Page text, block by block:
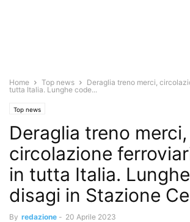
Home Top news
Deraglia treno merci,
tutta Italia. Lunghe code...
Top news
Deraglia treno merci,
circolazione
in tutta Italia.
disagi in Stazione
By redazione - 20 Aprile 2023